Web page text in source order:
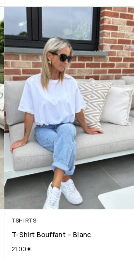
TSHIRTS
T-Shirt Bouffant – Blanc
21.00 €